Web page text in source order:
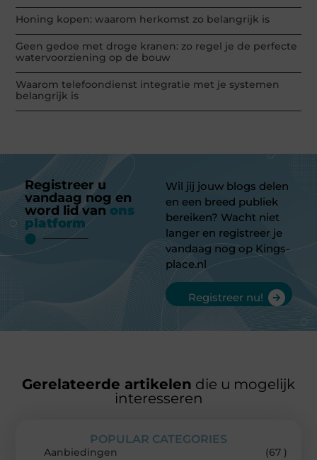
Honing kopen: waarom herkomst zo belangrijk is
Geen gedoe met droge kranen: zo regel je de perfecte
watervoorziening op de bouw
Waarom telefoondienst integratie met je systemen
belangrijk is
Registreer u
vandaag nog en
word lid van ons
platform
Wil jij jouw blogs delen
en een breed publiek
bereiken? Wacht niet
langer en registreer je
vandaag nog op Kings-
place.nl
Registreer nu!
Gerelateerde artikelen die u mogelijk
interesseren
POPULAR CATEGORIES
Aanbiedingen
(67 )